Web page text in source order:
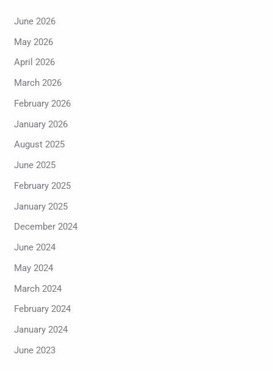
June 2026
May 2026
April 2026
March 2026
February 2026
January 2026
August 2025
June 2025
February 2025
January 2025
December 2024
June 2024
May 2024
March 2024
February 2024
January 2024
June 2023